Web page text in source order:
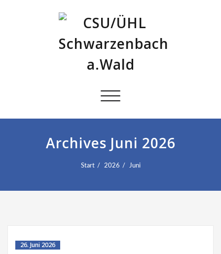
Schalte
Archives Juni 2026
Start 2026 Juni
26. Juni 2026